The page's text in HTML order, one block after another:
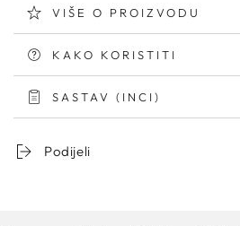
VIŠE O PROIZVODU
KAKO KORISTITI
SASTAV (INCI)
Podijeli